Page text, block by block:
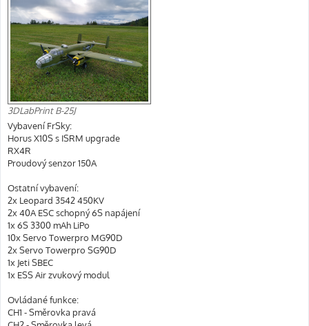
3DLabPrint B-25J
Vybavení FrSky:
Horus X10S s ISRM upgrade
RX4R
Proudový senzor 150A
Ostatní vybavení:
2x Leopard 3542 450KV
2x 40A ESC schopný 6S napájení
1x 6S 3300 mAh LiPo
10x Servo Towerpro MG90D
2x Servo Towerpro SG90D
1x Jeti SBEC
1x ESS Air zvukový modul
Ovládané funkce:
CH1 - Směrovka pravá